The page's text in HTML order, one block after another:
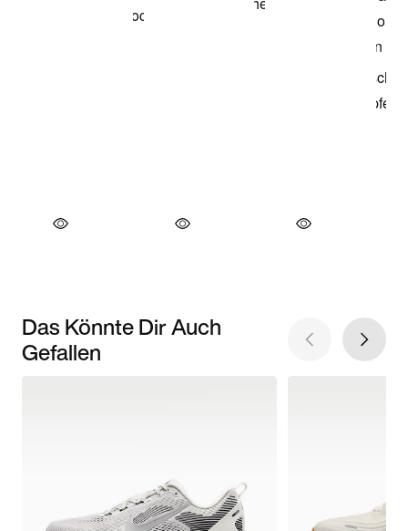
Das Könnte Dir Auch
Gefallen